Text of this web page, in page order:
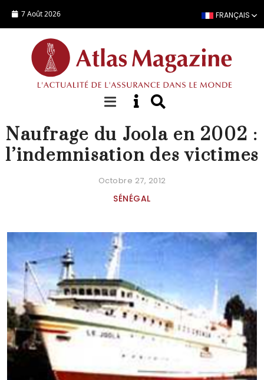
7 Août 2026 FRANÇAIS
FOCUS
Naufrage du Joola en 2002 :
l’indemnisation des victimes
Octobre 27, 2012
SÉNÉGAL